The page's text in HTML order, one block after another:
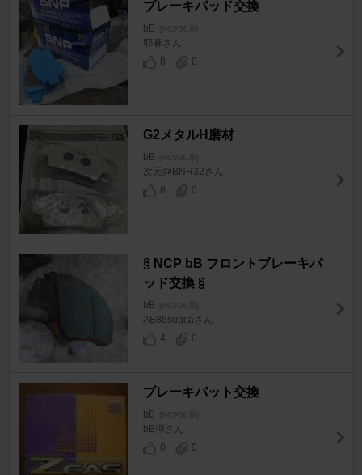
ブレーキパッド交換
bB [NCP30系]
耶麻さん
8
0
G2メタルH磨材
bB [NCP30系]
次元@BNR32さん
8
0
§ NCP bB フロントブレーキパ
ッド交換 §
bB [NCP30系]
AE86sugitaさん
4
0
ブレーキパット交換
bB [NCP30系]
bB弾さん
0
0